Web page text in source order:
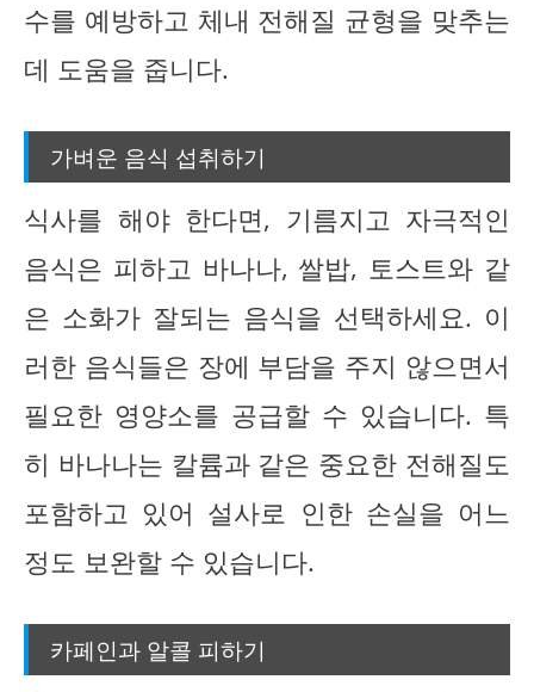
수를 예방하고 체내 전해질 균형을 맞추는
데 도움을 줍니다.
가벼운 음식 섭취하기
식사를 해야 한다면, 기름지고 자극적인
음식은 피하고 바나나, 쌀밥, 토스트와 같
은 소화가 잘되는 음식을 선택하세요. 이
러한 음식들은 장에 부담을 주지 않으면서
필요한 영양소를 공급할 수 있습니다. 특
히 바나나는 칼륨과 같은 중요한 전해질도
포함하고 있어 설사로 인한 손실을 어느
정도 보완할 수 있습니다.
카페인과 알콜 피하기